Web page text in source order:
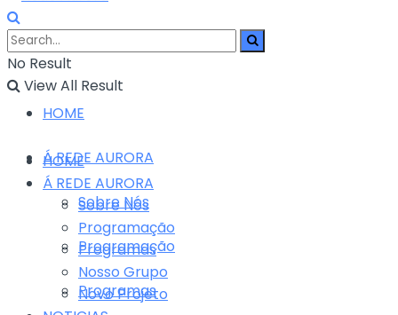
No Result
View All Result
HOME
Á REDE AURORA
Sobre Nós
Programação
Programas
HOME
Á REDE AURORA
Sobre Nós
Programação
Programas
Nosso Grupo
Novo Projeto